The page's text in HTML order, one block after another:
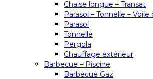
Chaise longue – Transat
Parasol – Tonnelle – Voile
Parasol
Tonnelle
Pergola
Chauffage extérieur
Barbecue – Piscine
Barbecue Gaz